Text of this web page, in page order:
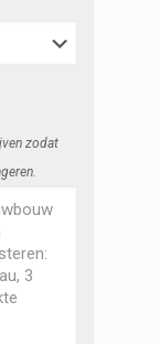
zodat